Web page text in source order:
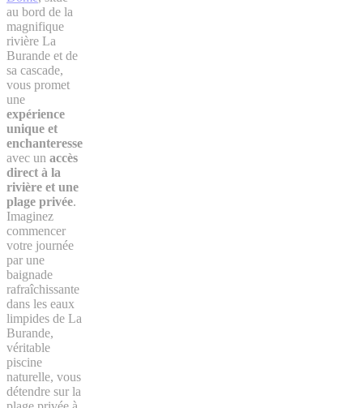
au bord de la
magnifique
rivière La
Burande et de
sa cascade,
vous promet
une
expérience
unique et
enchanteresse
avec un accès
direct à la
rivière et une
plage privée.
Imaginez
commencer
votre journée
par une
baignade
rafraîchissante
dans les eaux
limpides de La
Burande,
véritable
piscine
naturelle, vous
détendre sur la